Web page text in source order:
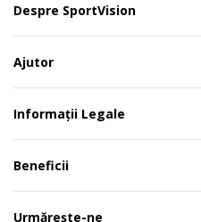
Despre SportVision
Ajutor
Informații Legale
Beneficii
Urmărește-ne